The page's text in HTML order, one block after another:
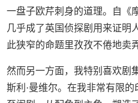
一盘子欧芹刺身的道理。自《
几乎成了英国侦探剧用来证明
此狭窄的命题里孜孜不倦地卖
然而另一方面，我特别喜欢剧
斯利·曼维尔。在我非常有限